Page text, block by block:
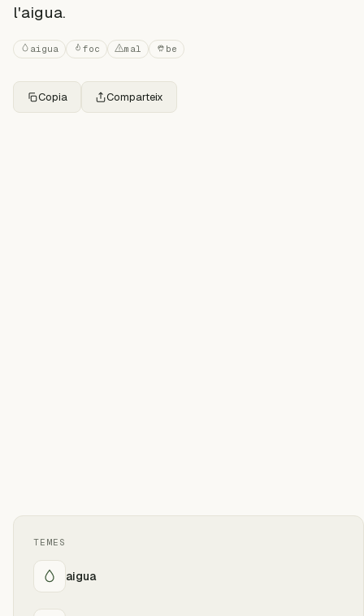
l'aigua.
aigua foc mal be
Copia Comparteix
TEMES
aigua